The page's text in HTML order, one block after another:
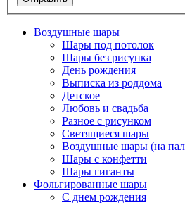
Воздушные шары
Шары под потолок
Шары без рисунка
День рождения
Выписка из роддома
Детское
Любовь и свадьба
Разное с рисунком
Светящиеся шары
Воздушные шары (на
Шары с конфетти
Шары гиганты
Фольгированные шары
С днем рождения